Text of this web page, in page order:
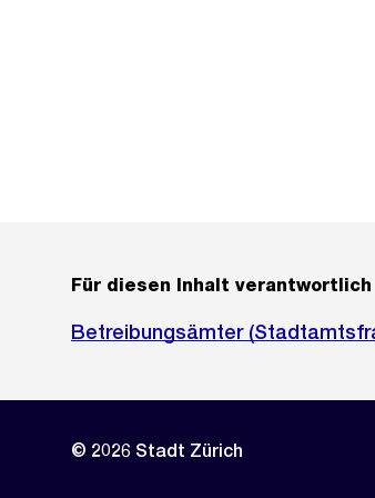
Für diesen Inhalt verantwortlich
Betreibungsämter
© 2026 Stadt Zürich